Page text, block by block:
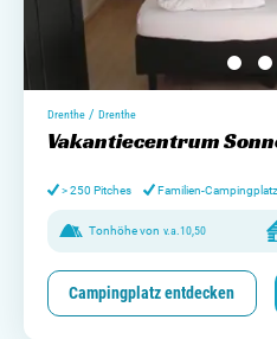
Drenthe / Drenthe
Vakantiecentrum
> 250 Pitches Familien-Campingplatz
Tonhöhe von v.a.10,50
Campingplatz entdecken